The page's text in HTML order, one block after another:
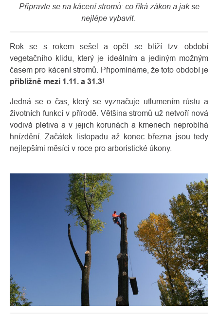
O
nás
Kontakty
Připravte se na kácení stromů: co říká zákon a jak se
nejlépe vybavit.
Rok se s rokem sešel a opět se blíží tzv. období
vegetačního klidu, který je ideálním a jediným možným
časem pro kácení stromů. Připomínáme, že toto období je
přibližně mezi 1.11. a 31.3!
Jedná se o čas, který se vyznačuje utlumením růstu a
životních funkcí v přírodě. Většina stromů už netvoří nová
vodivá pletiva a v jejich korunách a kmenech neprobíhá
hnízdění. Začátek listopadu až konec března jsou tedy
nejlepšími měsíci v roce pro arboristické úkony.